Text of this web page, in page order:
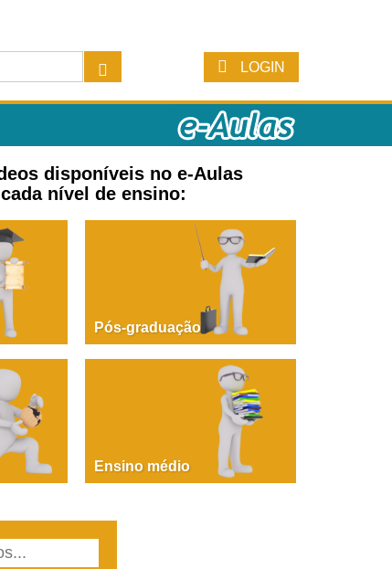
LOGIN
PAOLA GIUSTINA BACCIN
fare, partire! Aula 1 – parte 1
disponíveis no e-Aulas
nível de ensino:
Pós-graduação
Ensino médio